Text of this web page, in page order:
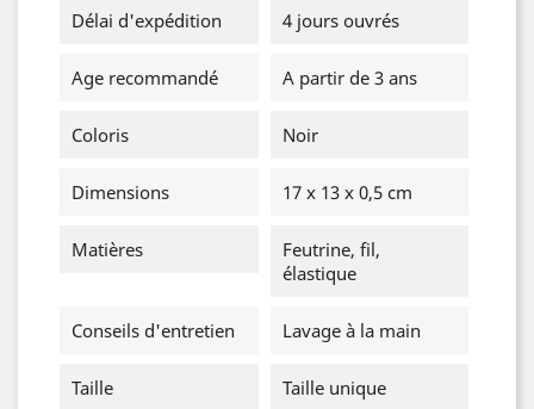
Délai d'expédition
4 jours ouvrés
Age recommandé A partir de 3 ans
Coloris Noir
Dimensions 17 x 13 x 0,5 cm
Matières
Feutrine, fil,
élastique
Conseils d'entretien Lavage à la main
Taille Taille unique